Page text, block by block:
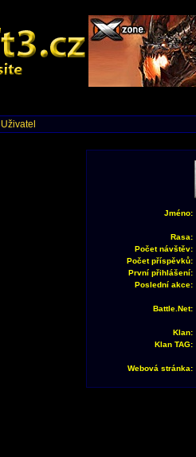
Uživatel
Jméno:
Rasa:
Počet návštěv:
Počet příspěvků:
První přihlášení:
Poslední akce:
Battle.Net:
Klan:
Klan TAG:
Webová stránka: